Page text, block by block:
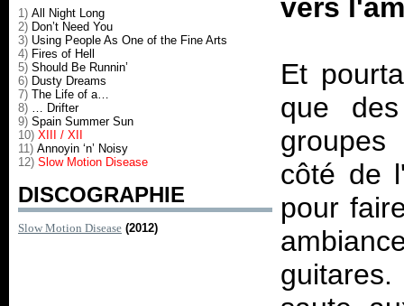
1) All Night Long
2) Don’t Need You
3) Using People As One of the Fine Arts
4) Fires of Hell
5) Should Be Runnin’
6) Dusty Dreams
7) The Life of a…
8) … Drifter
9) Spain Summer Sun
10) XIII / XII
11) Annoyin ‘n’ Noisy
12) Slow Motion Disease
DISCOGRAPHIE
Slow Motion Disease (2012)
vers
Et
que
côté de
pour